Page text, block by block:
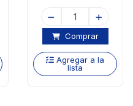
Comprar
Agregar a la
lista